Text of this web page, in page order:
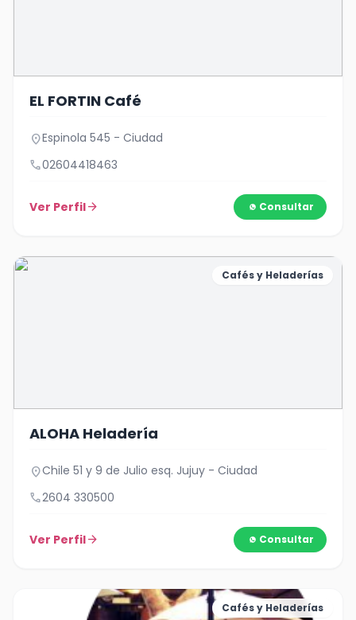
EL FORTIN Café
location_onEspinola 545 - Ciudad
call02604418463
Ver Perfilarrow_forward Consultar
Cafés y Heladerías
ALOHA Heladería
location_onChile 51 y 9 de Julio esq. Jujuy - Ciudad
call2604 330500
Ver Perfilarrow_forward Consultar
Cafés y Heladerías